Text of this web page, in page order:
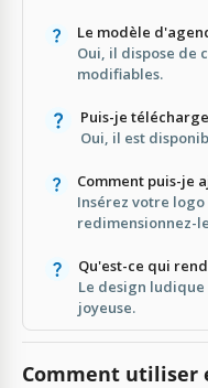
Le modèle
Oui, il dispose de
modifiables.
Puis-je
Oui, il est
Comment puis-je
Insérez votre
redimensionnez-
Qu'est-ce qui
Le design
joyeuse.
Comment utiliser